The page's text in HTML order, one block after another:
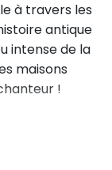
à travers les
antique
intense de la
maisons
!